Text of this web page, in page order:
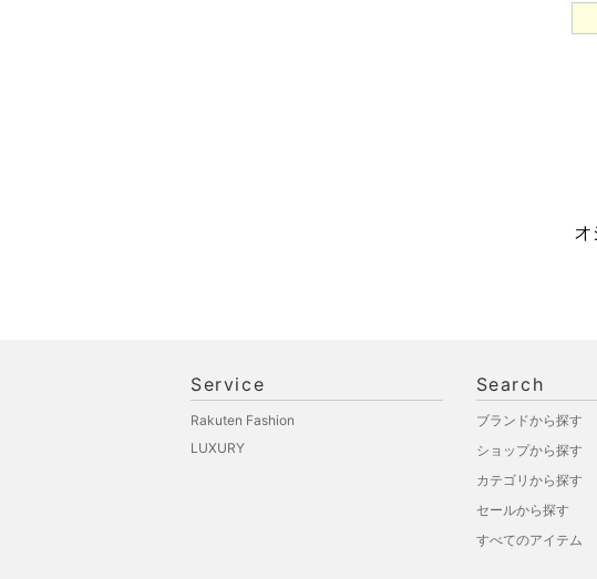
Service
Rakuten Fashion
LUXURY
Search
ブランドから探す
ショップから探す
カテゴリから探す
セールから探す
すべてのアイテム